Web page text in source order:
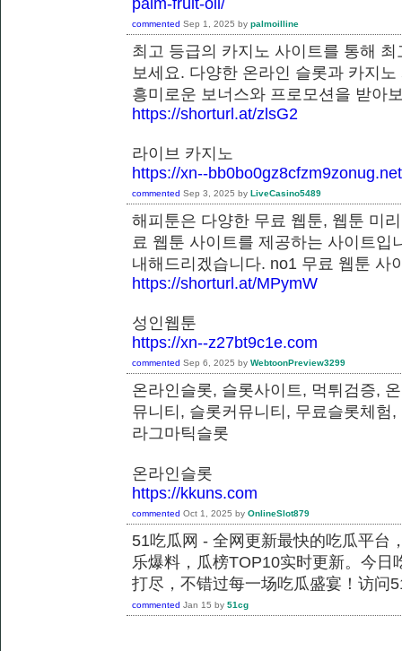
commented Sep 1, 2025 by palmoilline
최고 등급의 카지노 사이트를 통해
보세요. 다양한 온라인 슬롯과 카지
흥미로운 보너스와 프로모션을 받
https://shorturl.at/zlsG2
라이브 카지노
https://xn--bb0bo0gz8cfzm9zonug.net
commented Sep 3, 2025 by LiveCasino5489
해피툰은 다양한 무료 웹툰, 웹툰 미
료 웹툰 사이트를 제공하는 사이트
내해드리겠습니다. no1 무료 웹툰
https://shorturl.at/MPymW
성인웹툰
https://xn--z27bt9c1e.com
commented Sep 6, 2025 by WebtoonPreview3299
온라인슬롯, 슬롯사이트, 먹튀검증,
뮤니티, 슬롯커뮤니티, 무료슬롯체험
라그마틱슬롯
온라인슬롯
https://kkuns.com
commented Oct 1, 2025 by OnlineSlot879
51吃瓜网 - 全网更新最快的吃瓜平台
乐爆料，瓜榜TOP10实时更新。今
打尽，不错过每一场吃瓜盛宴！访问
commented Jan 15 by 51cg